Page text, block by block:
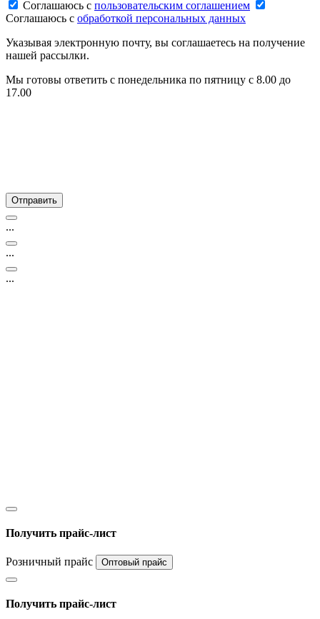
Соглашаюсь c пользовательским соглашением
Соглашаюсь c обработкой персональных данных
Указывая электронную почту, вы соглашаетесь на получение
нашей рассылки.
Мы готовы ответить с понедельника по пятницу с 8.00 до
17.00
...
...
...
Получить прайс-лист
Розничный прайс Оптовый прайс
Получить прайс-лист